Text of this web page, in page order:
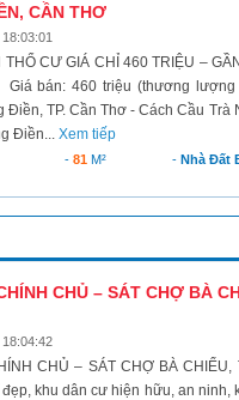
CẦN THƠ
CƯ GIÁ CHỈ 460 TRIỆU –
Giá bán: 460 triệu (thương
Điền, TP. Cần Thơ - Cách Cầu Trà
Điền...Xem tiếp
- 81M² - Nhà Đất
CHỦ – SÁT CHỢ BÀ
CHỦ – SÁT CHỢ BÀ
khu dân cư hiện hữu, an ninh,